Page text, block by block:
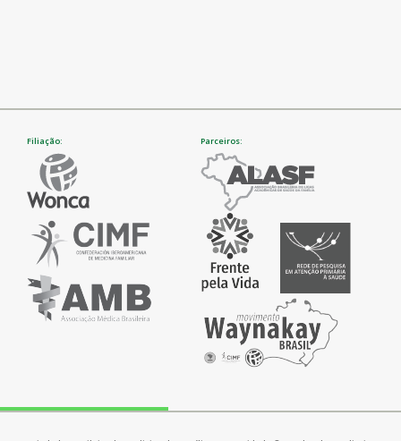
Filiação: Parceiros: